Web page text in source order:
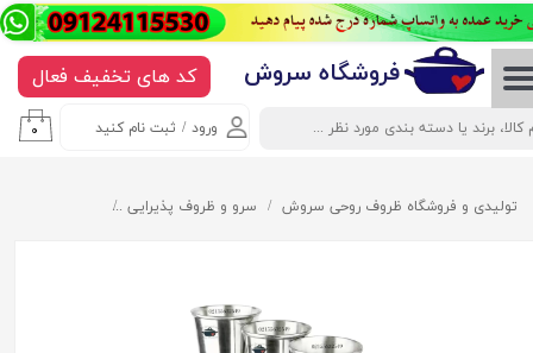
ورود / ثبت نام کنید
حساب کاربری من
تغییر گذر واژه
خروج از حساب کاربری
۰
​​​​​​​​فروشگاه سروش کد های تخفیف فعال
تولیدی و فروشگاه ظروف روحی سروش سرو و ظروف پذیرایی